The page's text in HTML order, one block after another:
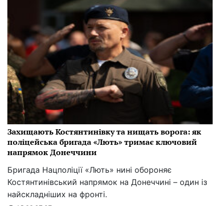
Захищають Костянтинівку та нищать ворога: як
поліцейська бригада «Лють» тримає ключовий
напрямок Донеччини
Бригада Нацполіції «Лють» нині обороняє
Костянтинівський напрямок на Донеччині – один із
найскладніших на фронті.